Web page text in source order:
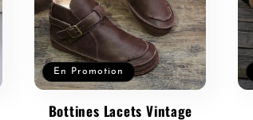
En Promotion
Bottines Lacets Vintage